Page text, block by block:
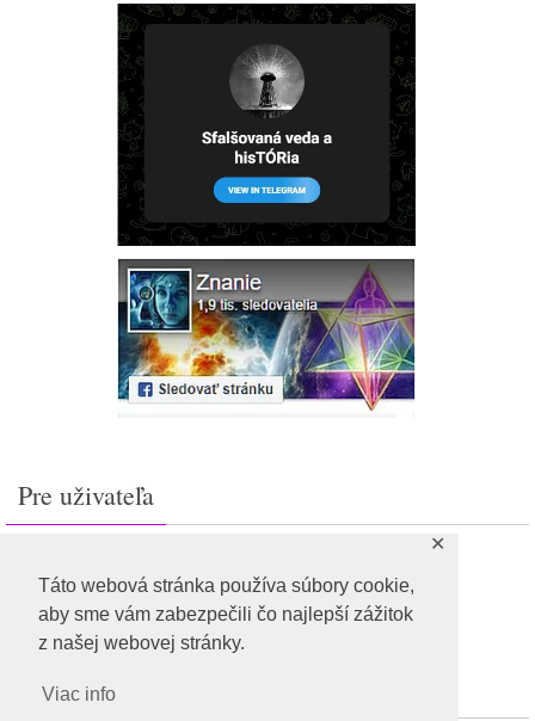
Táto webová stránka používa súbory cookie,
aby sme vám zabezpečili čo najlepší zážitok
z našej webovej stránky.
Viac info
✕
Pre uživateľa
Feed záznamov
RSS feed komentárov
WordPress.org